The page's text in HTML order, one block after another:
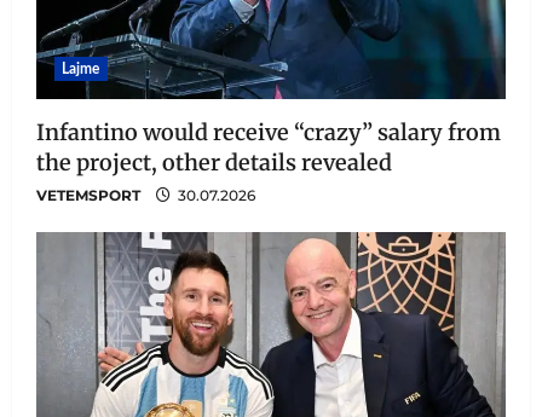
Lajme
Infantino would receive “crazy” salary from
the project, other details revealed
VETEMSPORT 30.07.2026